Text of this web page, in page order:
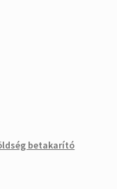
betakarító